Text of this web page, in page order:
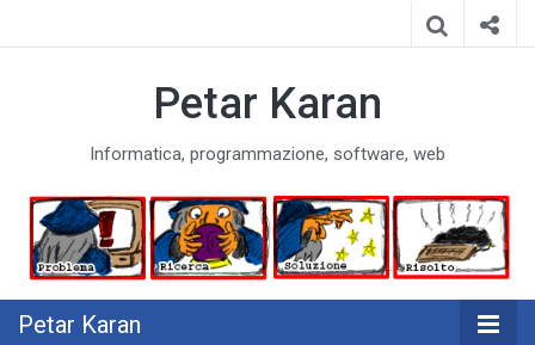
Petar Karan
Informatica, programmazione, software, web
Petar Karan